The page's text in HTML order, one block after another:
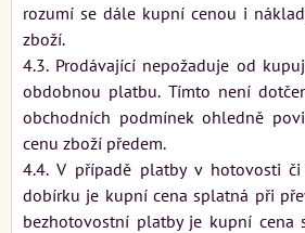
rozumí se dále kupní cenou i
zboží.
4.3. Prodávající nepožaduje od
obdobnou platbu. Tímto není
obchodních podmínek ohledně
cenu zboží předem.
4.4. V případě platby v hotovosti
dobírku je kupní cena splatná při
bezhotovostní platby je kupní